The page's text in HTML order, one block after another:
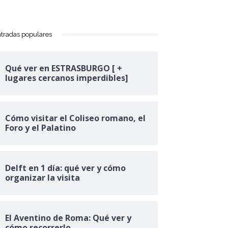
populares
Qué ver en ESTRASBURGO [ +
lugares cercanos imperdibles]
Cómo visitar el Coliseo romano, el
Foro y el Palatino
Delft en 1 día: qué ver y cómo
organizar la visita
El Aventino de Roma: Qué ver y